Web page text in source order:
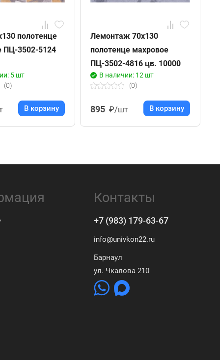
полотенце
ПЦ-3502-5124
5 шт
(0)
В корзину
Лемонтаж 70х130
полотенце махровое
ПЦ-3502-4816 цв. 10000
В наличии: 12 шт
(0)
895 ₽/шт В корзину
Контакты
+7 (983) 179-63-67
info@univkon22.ru
Барнаул
ул. Чкалова 210